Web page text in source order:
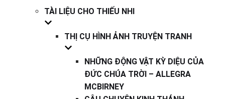
TÀI LIỆU CHO THIẾU NHI
THỊ CỤ HÌNH ẢNH TRUYỆN TRANH
NHỮNG ĐỘNG VẬT KỲ DIỆU CỦA
ĐỨC CHÚA TRỜI – ALLEGRA
MCBIRNEY